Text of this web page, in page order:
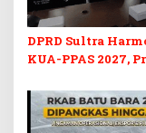
DPRD Sultra
KUA-PPAS 2027,
dan Pelunasan
Infrastruktur